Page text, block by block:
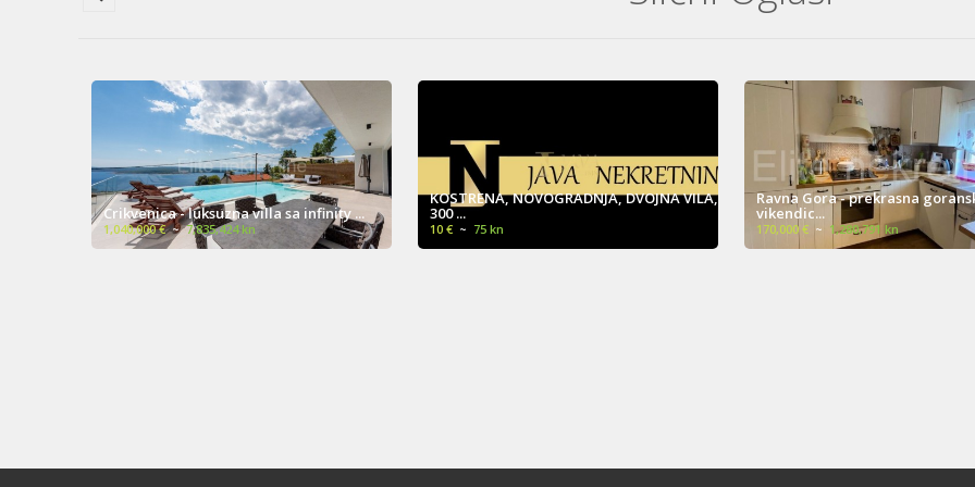
KOSTRENA, NOVOGRADNJA, DVOJNA VILA,
300 ...
10 € ~ 75 kn
Ravna Gora - prekrasna goranska
vikendic...
170,000 € ~
Brseč, kuća 130 m2, pogled na
okuć...
277,000 € ~ 2,086,935 kn